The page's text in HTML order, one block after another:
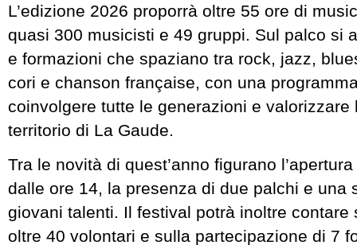
L’edizione 2026 proporrà oltre 55 ore di
quasi 300 musicisti e 49 gruppi. Sul palco si
e formazioni che spaziano tra rock, jazz,
cori e chanson française, con una
coinvolgere tutte le generazioni e valorizzare
territorio di La Gaude.
Tra le novità di quest’anno figurano
dalle ore 14, la presenza di due palchi e una
giovani talenti. Il festival potrà inoltre contare
oltre 40 volontari e sulla partecipazione di 7